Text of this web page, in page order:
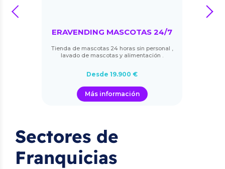
ERAVENDING MASCOTAS 24/7
Tienda de mascotas 24 horas sin personal ,
lavado de mascotas y alimentación .
Desde 19.900 €
Más información
prev next
Sectores de
Franquicias